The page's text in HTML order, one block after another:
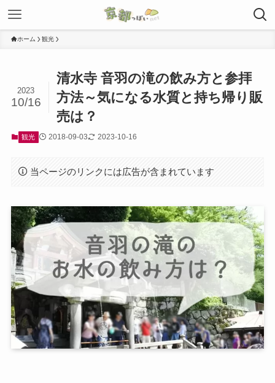
ホーム 観光
清水寺 音羽の滝の飲み方と参拝
方法～気になる水質と持ち帰り販
売は？
2023
10/16
観光 2018-09-03 2023-10-16
当ページのリンクには広告が含まれています